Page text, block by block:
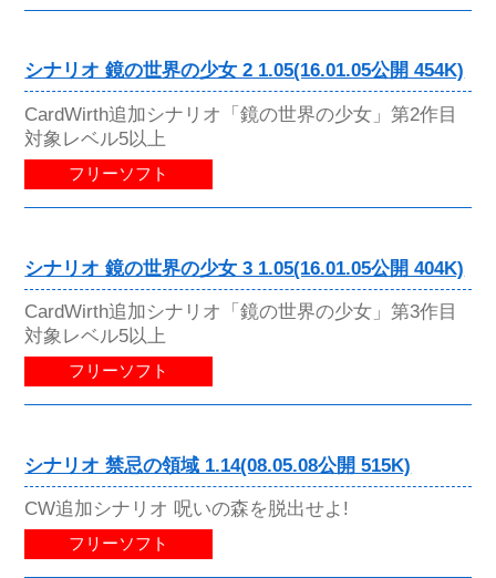
シナリオ 鏡の世界の少女 2 1.05(16.01.05公開 454K)
CardWirth追加シナリオ「鏡の世界の少女」第2作目
対象レベル5以上
フリーソフト
シナリオ 鏡の世界の少女 3 1.05(16.01.05公開 404K)
CardWirth追加シナリオ「鏡の世界の少女」第3作目
対象レベル5以上
フリーソフト
シナリオ 禁忌の領域 1.14(08.05.08公開 515K)
CW追加シナリオ 呪いの森を脱出せよ!
フリーソフト